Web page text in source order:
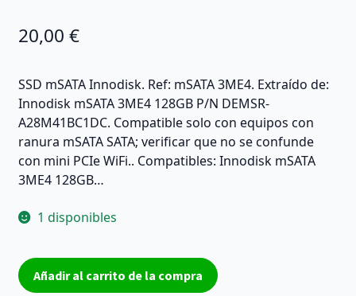
20,00 €
SSD mSATA Innodisk. Ref: mSATA 3ME4. Extraído de:
Innodisk mSATA 3ME4 128GB P/N DEMSR-
A28M41BC1DC. Compatible solo con equipos con
ranura mSATA SATA; verificar que no se confunde
con mini PCIe WiFi.. Compatibles: Innodisk mSATA
3ME4 128GB…
1 disponibles
SSD
mSATA
Añadir al carrito de la compra